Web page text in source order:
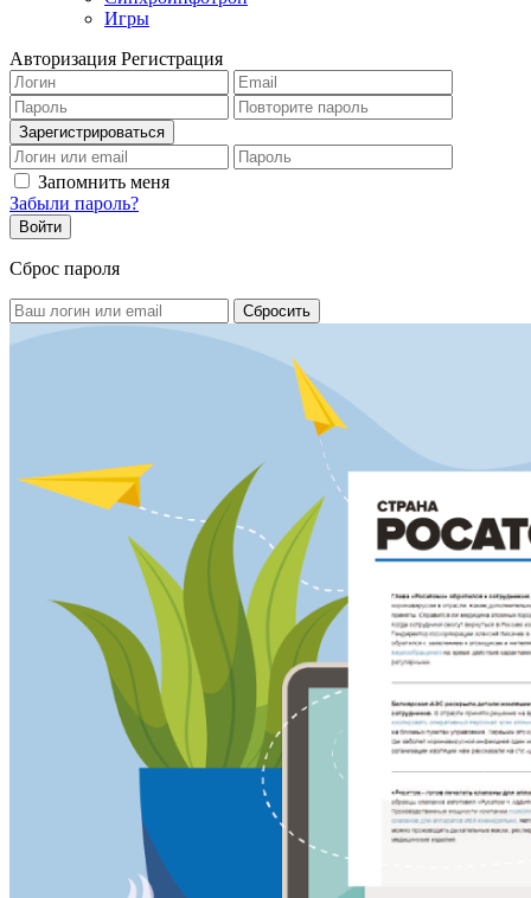
Игры
Авторизация Регистрация
Запомнить меня
Забыли пароль?
Сброс пароля